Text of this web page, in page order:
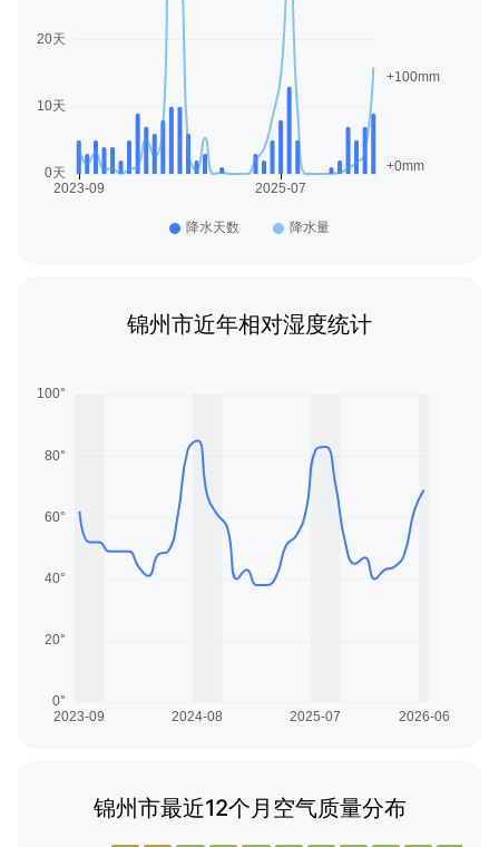
锦州市近年相对湿度统计
锦州市最近12个月空气质量分布